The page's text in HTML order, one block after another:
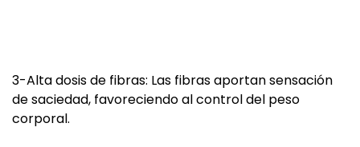
3-Alta dosis de fibras: Las fibras aportan sensación
de saciedad, favoreciendo al control del peso
corporal.